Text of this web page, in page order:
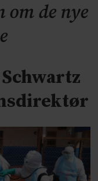
om de nye